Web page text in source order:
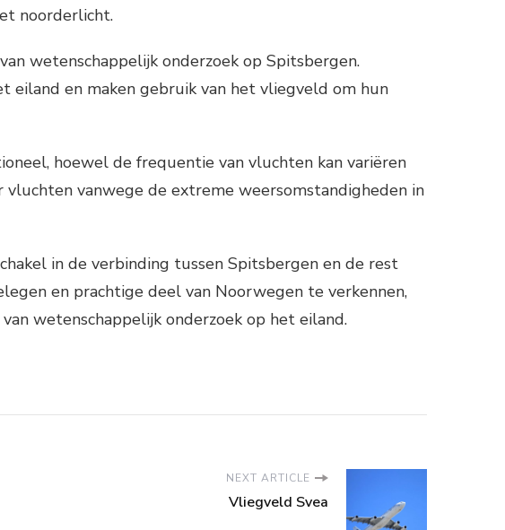
noorderlicht.
wetenschappelijk onderzoek op Spitsbergen.
eiland en maken gebruik van het vliegveld om hun
hoewel de frequentie van vluchten kan variëren
vluchten vanwege de extreme weersomstandigheden in
in de verbinding tussen Spitsbergen en de rest
en prachtige deel van Noorwegen te verkennen,
wetenschappelijk onderzoek op het eiland.
NEXT ARTICLE
Vliegveld Svea